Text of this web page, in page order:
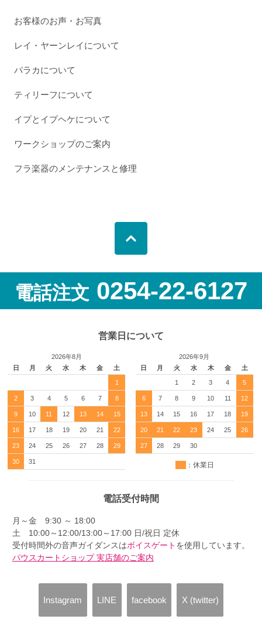
お客様のお声・お写真
レイ・ヤーンレイについて
パラカについて
ティリーフについて
イプとイプヘケについて
ワークショップのご案内
フラ楽器のメンテナンスと修理
電話注文 0254-22-6127
営業日について
2026年8月
日
月 火 水 木 金 土
1
2 3 4 5 6 7 8
9 10 11 12 13 14 15
16 17 18 19 20 21 22
23 24 25 26 27 28 29
30 31
2026年9月
日
月 火 水 木 金 土
1 2 3 4 5
6 7 8 9 10 11 12
13 14 15 16 17 18 19
20 21 22 23 24 25 26
27 28 29 30
：休業日
電話受付時間
月～金 9:30 ～ 18:00
土 10:00～12:00/13:00～17:00 日/祝日 定休
受付時間外の音声ガイダンスはボイスゲート を使用しています。
パウスカートショップ 実店舗のご案内
Instagram LINE facebook X (twitter)